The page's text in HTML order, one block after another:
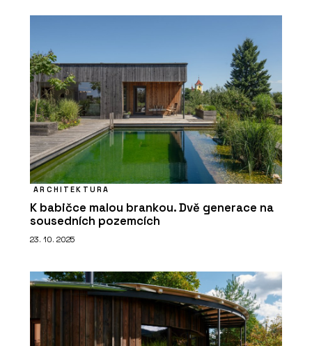
ARCHITEKTURA
K babičce malou brankou. Dvě generace na
sousedních pozemcích
23. 10. 2025